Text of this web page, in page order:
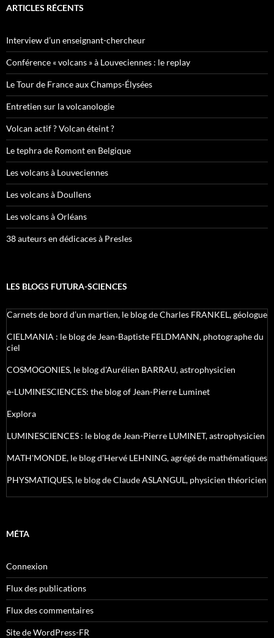
ARTICLES RÉCENTS
Interview d’un enseignant-chercheur
Conférence « volcans » à Louveciennes : le replay
Le Tour de France aux Champs-Élysées
Entretien sur la volcanologie
Volcan actif ? Volcan éteint ?
Le tephra de Romont en Belgique
Les volcans à Louveciennes
Les volcans à Doullens
Les volcans à Orléans
38 auteurs en dédicaces à Presles
LES BLOGS FUTURA-SCIENCES
Carnets de bord d’un martien, le blog de Charles FRANKEL, géologue
CIELMANIA : le blog de Jean-Baptiste FELDMANN, photographe du
ciel
COSMOGONIES, le blog d'Aurélien BARRAU, astrophysicien
e-LUMINESCIENCES: the blog of Jean-Pierre Luminet
Explora
LUMINESCIENCES : le blog de Jean-Pierre LUMINET, astrophysicien
MATH'MONDE, le blog d'Hervé LEHNING, agrégé de mathématiques
PHYSMATIQUES, le blog de Claude ASLANGUL, physicien théoricien
MÉTA
Connexion
Flux des publications
Flux des commentaires
Site de WordPress-FR